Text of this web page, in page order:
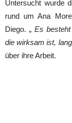
Untersucht wurde
rund um Ana
Diego. „ Es
die wirksam ist,
über ihre Arbeit.